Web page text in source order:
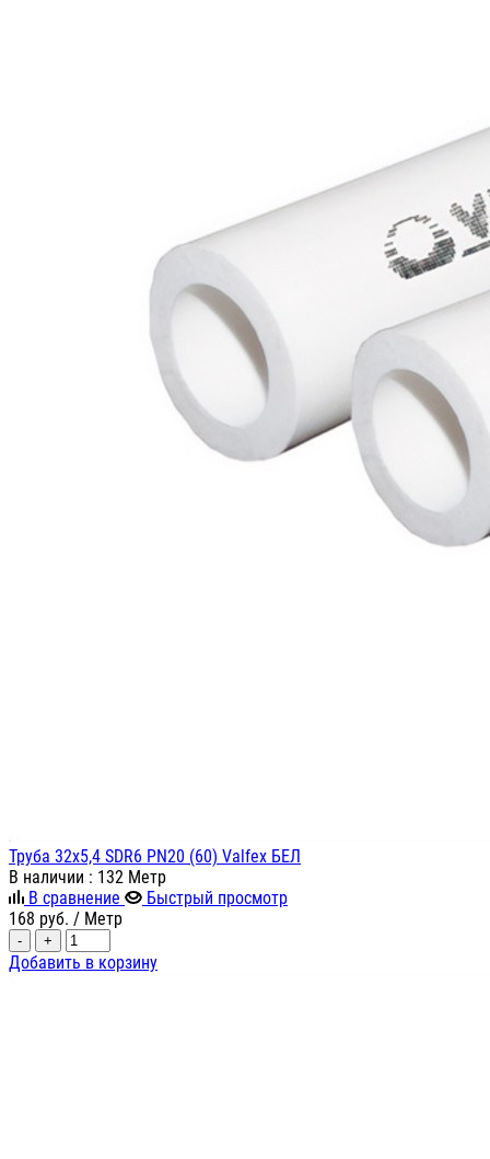
Труба 32х5,4 SDR6 PN20 (60) Valfex БЕЛ
В наличии : 132 Метр
В сравнение
Быстрый просмотр
168 руб. / Метр
- +
Добавить в корзину